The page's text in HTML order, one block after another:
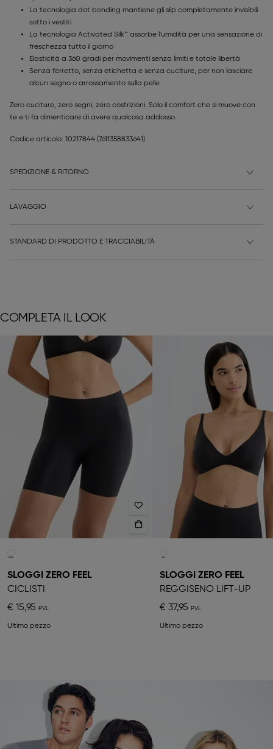
La tecnologia dot bonding mantiene gli slip completamente invisibili
sotto i vestiti
La tecnologia Activated Silk™ assorbe l'umidità per una sensazione di
freschezza tutto il giorno
Elasticità a 360 gradi per movimenti senza limiti e totale libertà
Senza ferretto, senza etichetta e senza cuciture, per non lasciare
alcun segno o arrossamento sulla pelle
Zero cuciture, zero segni, zero costrizioni. Solo il comfort che si muove con
te e ti fa dimenticare di avere qualcosa addosso.
Codice articolo: 10217844 (7611358833641)
SPEDIZIONE & RITORNO
LAVAGGIO
STANDARD DI PRODOTTO E TRACCIABILITÀ
COMPLETA IL LOOK
SLOGGI ZERO FEEL
CICLISTI
€ 15,95
Ultimo pezzo
SLOGGI ZERO FEEL
REGGISENO LIFT-UP
€ 37,95
Ultimo pezzo